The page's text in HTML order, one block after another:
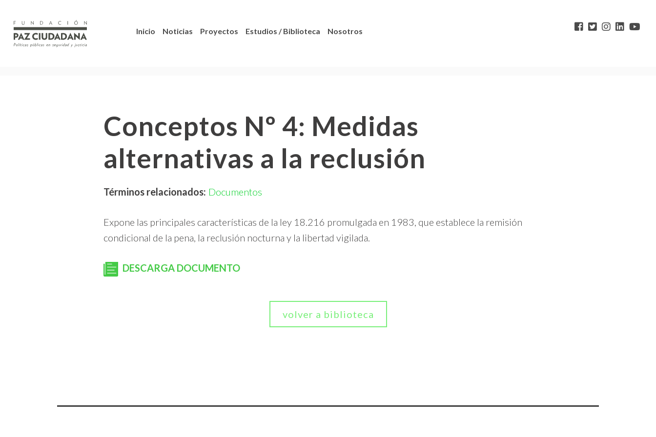
Inicio Noticias Proyectos Estudios / Biblioteca Nosotros
Conceptos Nº 4: Medidas
alternativas a la reclusión
Términos relacionados: Documentos
Expone las principales características de la ley 18.216 promulgada en 1983, que establece la remisión
condicional de la pena, la reclusión nocturna y la libertad vigilada.
DESCARGA DOCUMENTO
volver a biblioteca